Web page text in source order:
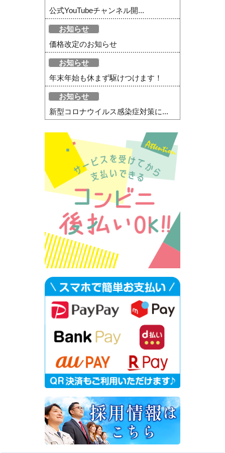
公式YouTubeチャンネル開...
お知らせ
価格改定のお知らせ
お知らせ
年末年始も休まず駆けつけます！
お知らせ
新型コロナウイルス感染症対策に...